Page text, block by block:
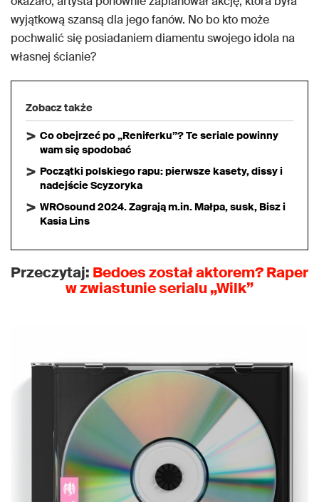
wyjątkową szansą dla jego fanów. No bo kto może
pochwalić się posiadaniem diamentu swojego idola na
własnej ścianie?
Zobacz także
Co obejrzeć po „Reniferku”? Te seriale powinny
wam się spodobać
Początki polskiego rapu: pierwsze kasety, dissy i
nadejście Scyzoryka
WROsound 2024. Zagrają m.in. Małpa, susk, Bisz i
Kasia Lins
Przeczytaj: Bedoeszostał aktorem? Raper
w zwiastunie serialu „Wilk”